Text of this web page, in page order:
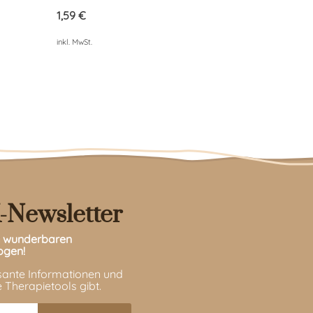
von 5
1,59 €
inkl. MwSt.
wunderbaren
Informationen und
Therapietools gibt.